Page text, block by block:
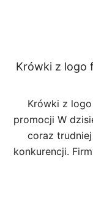
Krówki z logo
Krówki z
promocji W
coraz
konkurencji.